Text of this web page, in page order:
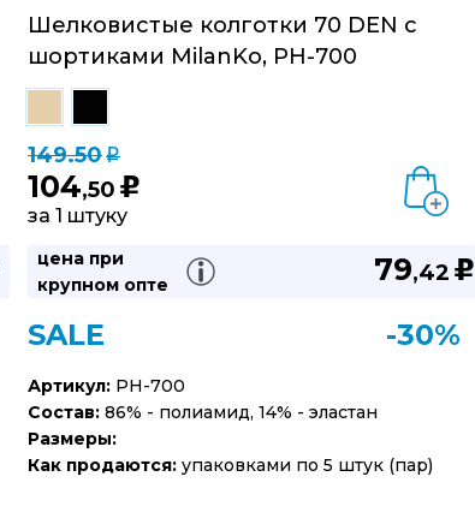
Шелковистые колготки 70 DEN с
шортиками MilanKo, PH-700
149.50q
104,50 u
за 1 штуку
цена при
крупном опте
79,42 u
SALE -30%
Артикул: PH-700
Состав: 86% - полиамид, 14% - эластан
Размеры:
Как продаются: упаковками по 5 штук (пар)